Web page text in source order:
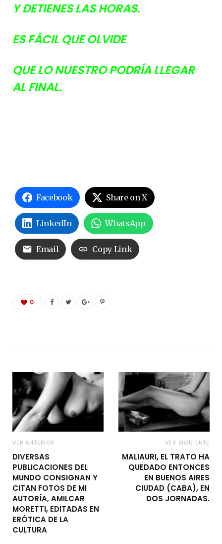
Y DETIENES LAS HORAS.
ES FÁCIL QUE OLVIDE
QUE LO NUESTRO PODRÍA LLEGAR
AL FINAL.
Facebook Share on X
LinkedIn WhatsApp
Email Copy Link
0
VER ANTERIOR
DIVERSAS
PUBLICACIONES DEL
MUNDO CONSIGNAN Y
CITAN FOTOS DE MI
AUTORÍA, AMILCAR
MORETTI, EDITADAS EN
ERÓTICA DE LA
CULTURA
VER SIGUIENTE
MALIAURI, EL TRATO HA
QUEDADO ENTONCES
EN BUENOS AIRES
CIUDAD (CABA), EN
DOS JORNADAS.